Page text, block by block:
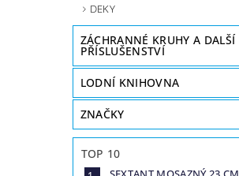
DEKY
ZÁCHRANNÉ KRUHY A DALŠÍ
PŘÍSLUŠENSTVÍ
LODNÍ KNIHOVNA
ZNAČKY
TOP 10